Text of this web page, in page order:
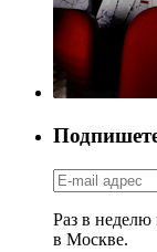
Раз в
в Москве.